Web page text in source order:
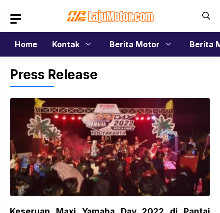
isi
Home
Kontak Berita Motor Berita
Press Release